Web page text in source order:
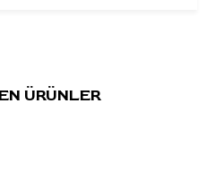
ÜRÜNLER